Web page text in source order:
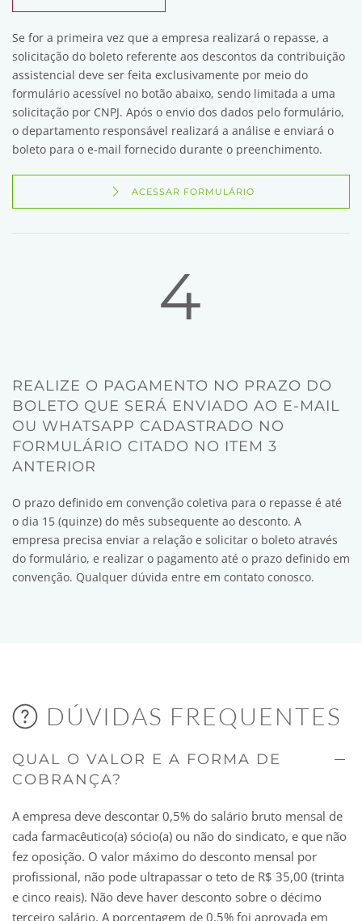
Se for a primeira vez que a empresa realizará o repasse, a
solicitação do boleto referente aos descontos da contribuição
assistencial deve ser feita exclusivamente por meio do
formulário acessível no botão abaixo, sendo limitada a uma
solicitação por CNPJ. Após o envio dos dados pelo formulário,
o departamento responsável realizará a análise e enviará o
boleto para o e-mail fornecido durante o preenchimento.
ACESSAR FORMULÁRIO
4
REALIZE O PAGAMENTO NO PRAZO DO
BOLETO QUE SERÁ ENVIADO AO E-MAIL
OU WHATSAPP CADASTRADO NO
FORMULÁRIO CITADO NO ITEM 3
ANTERIOR
O prazo definido em convenção coletiva para o repasse é até
o dia 15 (quinze) do mês subsequente ao desconto. A
empresa precisa enviar a relação e solicitar o boleto através
do formulário, e realizar o pagamento até o prazo definido em
convenção. Qualquer dúvida entre em contato conosco.
DÚVIDAS FREQUENTES
QUAL O VALOR E A FORMA DE
COBRANÇA?
A empresa deve descontar 0,5% do salário bruto mensal de
cada farmacêutico(a) sócio(a) ou não do sindicato, e que não
fez oposição. O valor máximo do desconto mensal por
profissional, não pode ultrapassar o teto de R$ 35,00 (trinta
e cinco reais). Não deve haver desconto sobre o décimo
terceiro salário. A porcentagem de 0,5% foi aprovada em